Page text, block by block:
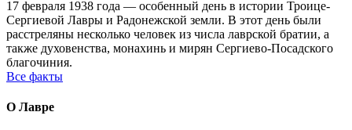
17 февраля 1938 года — особенный день в истории Троице-
Сергиевой Лавры и Радонежской земли. В этот день были
расстреляны несколько человек из числа лаврской братии, а
также духовенства, монахинь и мирян Сергиево-Посадского
благочиния.
Все факты
О Лавре